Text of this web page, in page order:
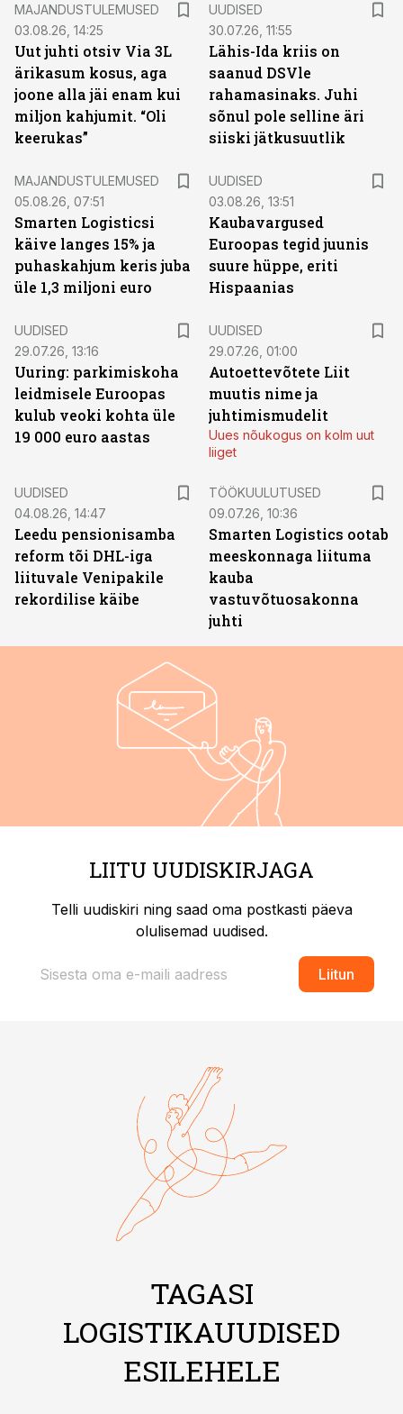
MAJANDUSTULEMUSED
03.08.26, 14:25
Uut juhti otsiv Via 3L
ärikasum kosus, aga
joone alla jäi enam kui
miljon kahjumit. “Oli
keerukas”
UUDISED
30.07.26, 11:55
Lähis-Ida kriis on
saanud DSVle
rahamasinaks. Juhi
sõnul pole selline äri
siiski jätkusuutlik
MAJANDUSTULEMUSED
05.08.26, 07:51
Smarten Logisticsi
käive langes 15% ja
puhaskahjum keris juba
üle 1,3 miljoni euro
UUDISED
03.08.26, 13:51
Kaubavargused
Euroopas tegid juunis
suure hüppe, eriti
Hispaanias
UUDISED
29.07.26, 13:16
Uuring: parkimiskoha
leidmisele Euroopas
kulub veoki kohta üle
19 000 euro aastas
UUDISED
29.07.26, 01:00
Autoettevõtete Liit
muutis nime ja
juhtimismudelit
Uues nõukogus on kolm uut
liiget
UUDISED
04.08.26, 14:47
Leedu pensionisamba
reform tõi DHL-iga
liituvale Venipakile
rekordilise käibe
TÖÖKUULUTUSED
09.07.26, 10:36
Smarten Logistics ootab
meeskonnaga liituma
kauba
vastuvõtuosakonna
juhti
LIITU UUDISKIRJAGA
Telli uudiskiri ning saad oma postkasti päeva
olulisemad uudised.
Liitun
TAGASI
LOGISTIKAUUDISED
ESILEHELE